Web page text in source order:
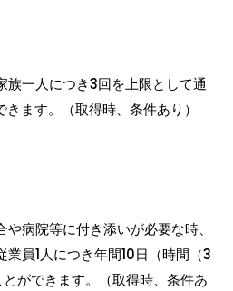
族一人につき3回を上限として通
ます。（取得時、条件あり）
病院等に付き添いが必要な時、
員1人につき年間10日（時間（3
ができます。（取得時、条件あ